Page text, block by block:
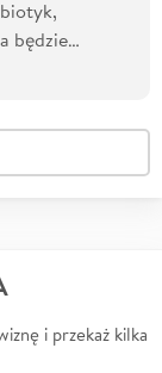
będzie…
i przekaż kilka